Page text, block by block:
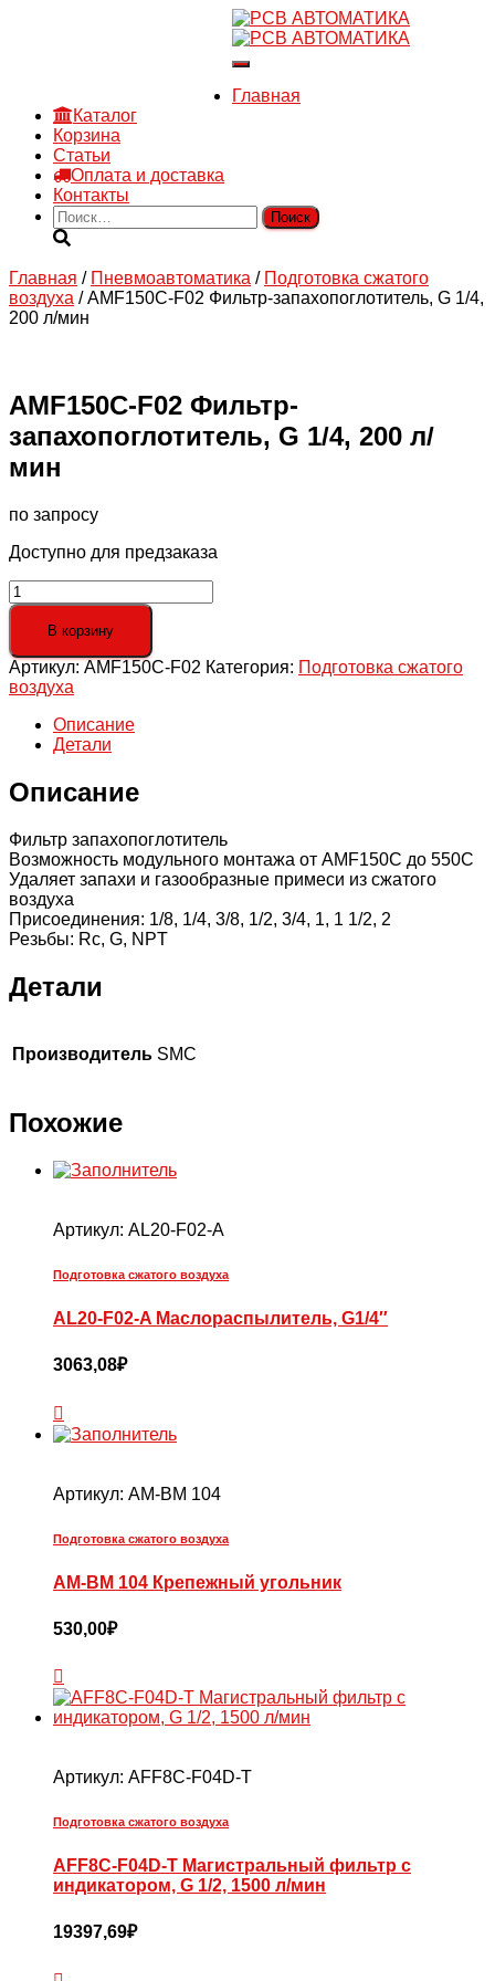
Войти
Переключить
навигацию
Главная
Каталог
Корзина
Статьи
Оплата и доставка
Контакты
Найти:
Главная / Пневмоавтоматика / Подготовка сжатого
воздуха / AMF150C-F02 Фильтр-запахопоглотитель, G 1/4,
200 л/мин
AMF150C-F02 Фильтр-
запахопоглотитель, G 1/4, 200 л/
мин
по запросу
Доступно для предзаказа
Количество
товара
AMF150C-
F02
Фильтр-
запахопоглотитель,
1/4,
200
мин
В корзину
Артикул: AMF150C-F02 Категория: Подготовка сжатого
воздуха
Описание
Детали
Описание
Фильтр запахопоглотитель
Возможность модульного монтажа от AMF150C до 550C
Удаляет запахи и газообразные примеси из сжатого
воздуха
Присоединения: 1/8, 1/4, 3/8, 1/2, 3/4, 1, 1 1/2, 2
Резьбы: Rc, G, NPT
Детали
Производитель SMC
Похожие
Артикул: AL20-F02-A
Подготовка сжатого воздуха
AL20-F02-A Маслораспылитель, G1/4″
3063,08₽
Артикул: AM-BM 104
Подготовка сжатого воздуха
AM-BM 104 Крепежный угольник
530,00₽
Артикул: AFF8C-F04D-T
Подготовка сжатого воздуха
AFF8C-F04D-T Магистральный фильтр с
индикатором, G 1/2, 1500 л/мин
19397,69₽